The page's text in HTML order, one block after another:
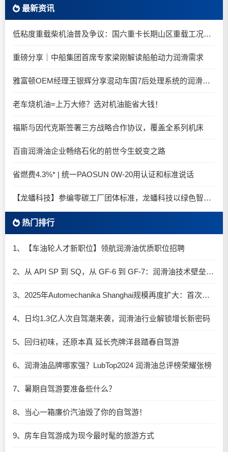
最新资讯
低粘度重载柴机油普及争议：国六重卡长期山区重载工况是否适合0W-20柴油机油？
重磅分享｜中船集团首席专家梁刚解读船舶动力润滑需求
雅富顿OEM经理王银辉分享混动车国7后处理系统的润滑油要求
老车烧机油=上万大修？选对机油能省大钱！
福斯与因代克斯签署三方战略合作协议，覆盖全系列机床
百亩润滑油企业畅络石化的前世今生蜕变之路
省燃费4.3%* | 统一PAOSUN 0W-20用认证和标准说话
【龙蟠科技】参编零碳工厂团体标准，龙蟠科技以绿色智造锚定零碳未来
热门排行
1、【车油轮人才新职位】领航润滑油优质职位招聘
2、从 API SP 到 SQ，从 GF-6 到 GF-7：润滑油技术壁垒再升高，你准备好了吗？
3、2025年Automechanika Shanghai规模再度扩大：首次启用国家会展中心（上海）全部15个展馆
4、日均1.3亿人次自驾潮来袭，润滑油行业解锁增长新密码​
5、回归初味，还原本真 延长壳牌洋县踏春自驾游
6、润滑油品牌哪家强？LubTop2024 润滑油总评榜荣耀张榜
7、暑期自驾游要准备些什么？
8、当心一箱廉价汽油毁了你的自驾游！
9、房车自驾游成为现今最时髦的旅游方式